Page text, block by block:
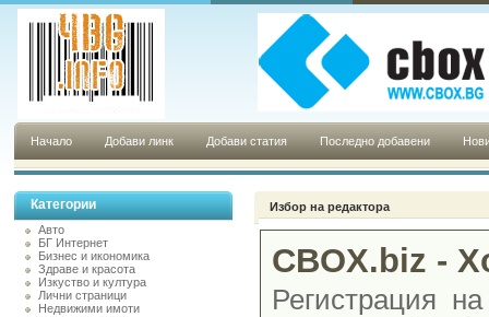
Начало Добави линк Добави статия Последно добавени
Категории
Авто
БГ Интернет
Бизнес и икономика
Здраве и красота
Изкуство и култура
Лични страници
Недвижими имоти
Избор на редактора
CBOX.biz -
Регистрация